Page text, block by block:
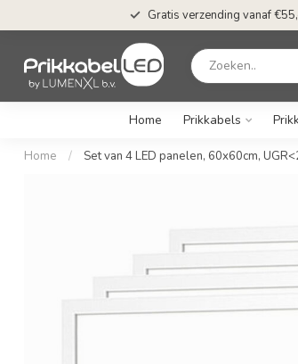
Gratis verzending vanaf
Home Prikkabels
Home / Set van 4 LED panelen, 60x60cm,